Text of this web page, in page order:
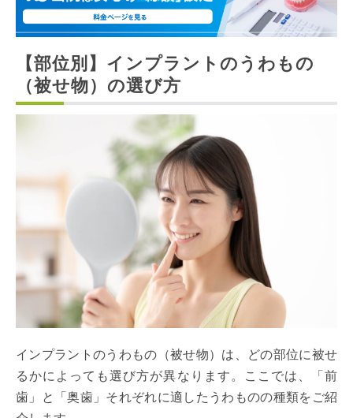
【部位別】インプラントのうわもの
（被せ物）の選び方
インプラントのうわもの（被せ物）は、どの部位に被せ
るかによっても選び方が異なります。ここでは、「前
歯」と「奥歯」それぞれに適したうわものの種類をご紹